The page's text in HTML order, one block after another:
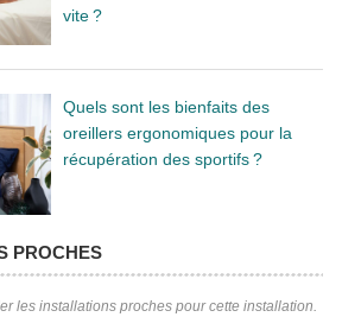
vite ?
Quels sont les bienfaits des
oreillers ergonomiques pour la
récupération des sportifs ?
PROCHES
les installations proches pour cette installation.